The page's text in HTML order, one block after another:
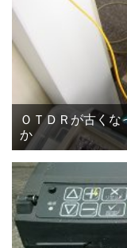
ＯＴＤＲが古く
か